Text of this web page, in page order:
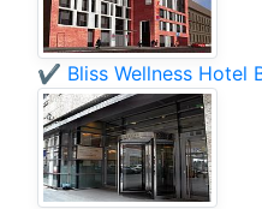
✔️ Bliss Wellness Hotel